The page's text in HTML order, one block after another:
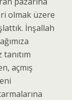
olmak üzere
İnşallah
tanıtım
açmış